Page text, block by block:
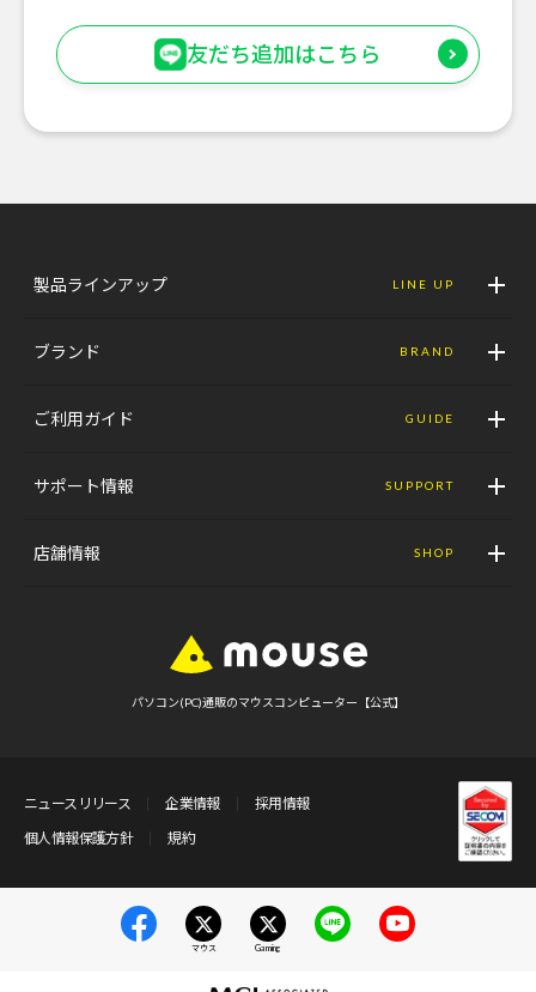
友だち追加はこちら
製品ラインアップ LINE UP
ブランド BRAND
ご利用ガイド GUIDE
サポート情報 SUPPORT
店舗情報 SHOP
パソコン(PC)通販のマウスコンピューター【公式】
ニュースリリース 企業情報
採用情報
個人情報保護方針
規約
マウス Gaming